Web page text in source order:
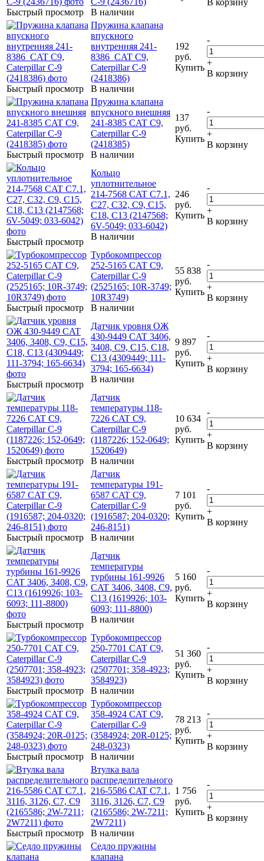
Быстрый просмотр
В наличии
Быстрый просмотр
Пружина клапана
впускного
внутренняя 241-
8386 CAT C9,
Caterpillar C-9
(2418386)
В наличии
192
руб.
Купить
-
+
В корзину
Быстрый просмотр
Пружина клапана
впускного внешняя
241-8385 CAT C9,
Caterpillar C-9
(2418385)
В наличии
137
руб.
Купить
-
+
В корзину
Быстрый просмотр
Кольцо
уплотнительное
214-7568 CAT C7.1,
C27, C32, C9, C15,
C18, C13 (2147568;
6V-5049; 033-6042)
В наличии
246
руб.
Купить
-
+
В корзину
Быстрый просмотр
Турбокомпрессор
252-5165 CAT C9,
Caterpillar C-9
(2525165; 10R-3749;
10R3749)
В наличии
55 838
руб.
Купить
-
+
В корзину
Быстрый просмотр
Датчик уровня ОЖ
430-9449 CAT 3406,
3408, C9, C15, C18,
C13 (4309449; 111-
3794; 165-6634)
В наличии
9 897
руб.
Купить
-
+
В корзину
Быстрый просмотр
Датчик
температуры 118-
7226 CAT C9,
Caterpillar C-9
(1187226; 152-0649;
1520649)
В наличии
10 634
руб.
Купить
-
+
В корзину
Быстрый просмотр
Датчик
температуры 191-
6587 CAT C9,
Caterpillar C-9
(1916587; 204-0320;
246-8151)
В наличии
7 101
руб.
Купить
-
+
В корзину
Быстрый просмотр
Датчик
температуры
турбины 161-9926
CAT 3406, 3408, C9,
C13 (1619926; 103-
6093; 111-8800)
В наличии
5 160
руб.
Купить
-
+
В корзину
Быстрый просмотр
Турбокомпрессор
250-7701 CAT C9,
Caterpillar C-9
(2507701; 358-4923;
3584923)
В наличии
51 360
руб.
Купить
-
+
В корзину
Быстрый просмотр
Турбокомпрессор
358-4924 CAT C9,
Caterpillar C-9
(3584924; 20R-0125;
248-0323)
В наличии
78 213
руб.
Купить
-
+
В корзину
Быстрый просмотр
Втулка вала
распределительного
216-5586 CAT C7.1,
3116, 3126, C7, C9
(2165586; 2W-7211;
2W7211)
В наличии
1 756
руб.
Купить
-
+
В корзину
Седло пружины
клапана